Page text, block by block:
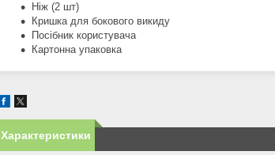
Ніж (2 шт)
Кришка для бокового викиду
Посібник користувача
Картонна упаковка
Характеристики